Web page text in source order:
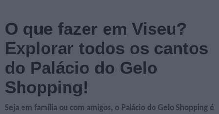
O que fazer em Viseu?
Explorar todos os cantos
do Palácio do Gelo
Shopping!
Seja em família ou com amigos, o Palácio do Gelo Shopping é